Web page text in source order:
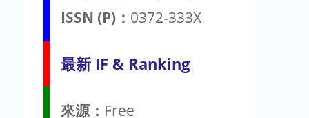
ISSN (P)： 0372-333X
最新 IF & Ranking
來源： Free